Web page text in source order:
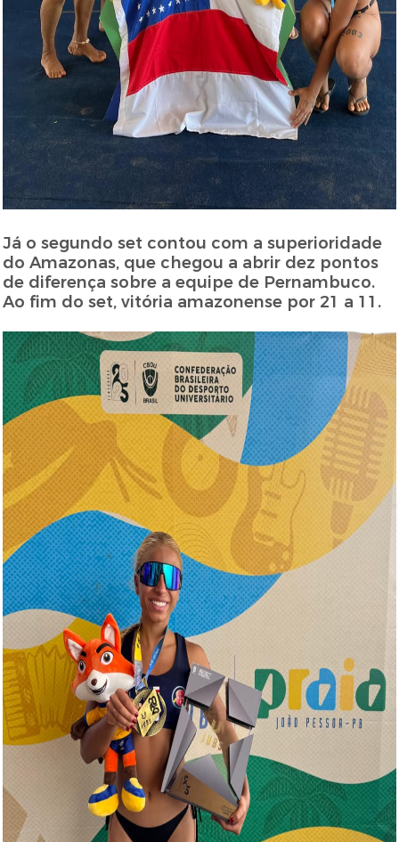
Já o segundo set contou com a superioridade
do Amazonas, que chegou a abrir dez pontos
de diferença sobre a equipe de Pernambuco.
Ao fim do set, vitória amazonense por 21 a 11.